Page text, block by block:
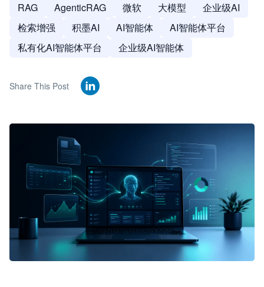
RAG AgenticRAG 微软 大模型
企业级AI
检索增强
积墨AI AI智能体
AI智能体平台
私有化AI智能体平台
企业级AI智能体
Share This Post